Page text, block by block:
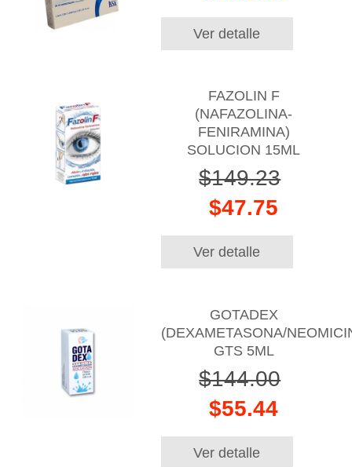
Ver detalle
FAZOLIN F
(NAFAZOLINA-
FENIRAMINA)
SOLUCION 15ML
$149.23
$47.75
Ver detalle
GOTADEX
(DEXAMETASONA/
GTS 5ML
$144.00
$55.44
Ver detalle